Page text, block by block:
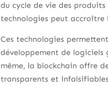
du cycle de vie des
technologies peut accroître
Ces technologies
développement de logiciels
même, la blockchain offre
transparents et